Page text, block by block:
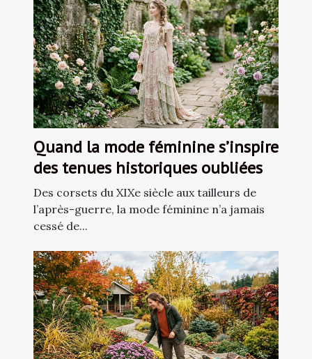
Quand la mode féminine s’inspire
des tenues historiques oubliées
Des corsets du XIXe siècle aux tailleurs de
l’après-guerre, la mode féminine n’a jamais
cessé de...